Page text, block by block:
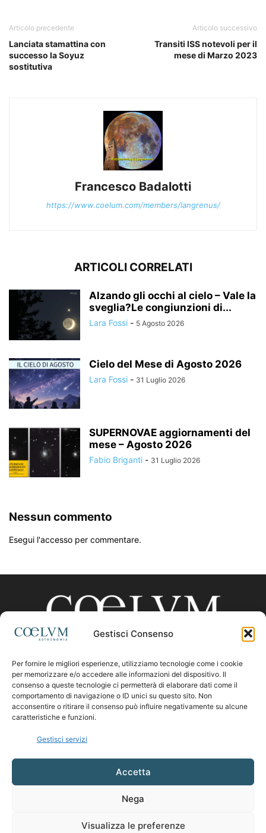
Gestisci Consenso
Per fornire le migliori esperienze, utilizziamo tecnologie come i cookie
per memorizzare e/o accedere alle informazioni del dispositivo. Il
consenso a queste tecnologie ci permetterà di elaborare dati come il
comportamento di navigazione o ID unici su questo sito. Non
acconsentire o ritirare il consenso può influire negativamente su alcune
caratteristiche e funzioni.
Gestisci servizi
Accetta
Nega
Visualizza le preferenze
Articolo precedente
Lanciata stamattina con
successo la Soyuz
sostitutiva
Articolo successivo
Transiti ISS notevoli per il
mese di Marzo 2023
Francesco Badalotti
https://www.coelum.com/members/langrenus/
ARTICOLI CORRELATI
Alzando gli occhi al cielo – Vale la
sveglia?Le congiunzioni di...
Lara Fossi - 5 Agosto 2026
Cielo del Mese di Agosto 2026
Lara Fossi - 31 Luglio 2026
SUPERNOVAE aggiornamenti del
mese – Agosto 2026
Fabio Briganti - 31 Luglio 2026
Nessun commento
Esegui l'accesso per commentare.
CHI SIAMO
Contattaci:coelumastro@coelum.com